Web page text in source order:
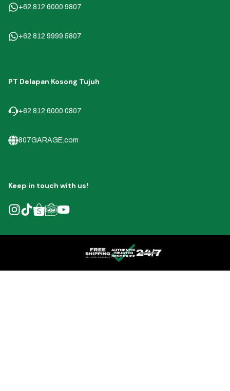
+62 812 6000 9807
+62 812 9999 5807
PT Delapan Kosong Tujuh
+62 812 6000 0807
807GARAGE.com
Keep in touch with us!